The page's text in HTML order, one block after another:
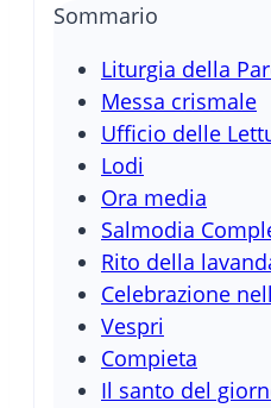
Sommario
Liturgia della
Messa crismale
Ufficio delle
Lodi
Ora media
Salmodia
Rito della
Celebrazione
Vespri
Compieta
Il santo del